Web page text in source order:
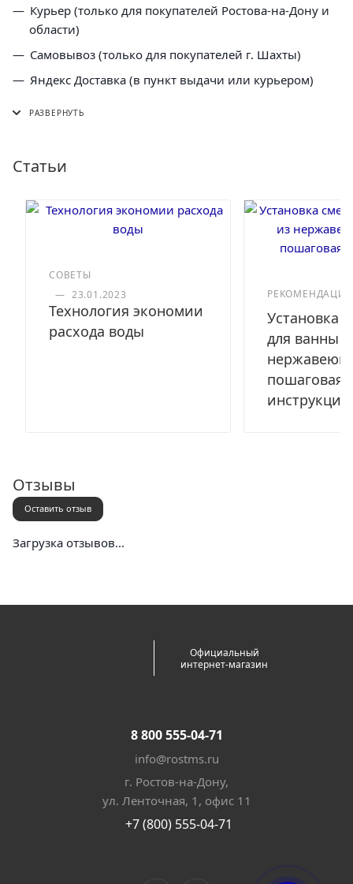
Курьер (только для покупателей Ростова-на-Дону и
области)
Самовывоз (только для покупателей г. Шахты)
Яндекс Доставка (в пункт выдачи или курьером)
Статьи
СОВЕТЫ
— 23.01.2023
Технология экономии
расхода воды
РЕКОМЕНДАЦИИ
Установка
для ванны
пошаговая
инструкция
Отзывы
Оставить отзыв
Загрузка отзывов...
Официальный
интернет-магазин
8 800 555-04-71
info@rostms.ru
г. Ростов-на-Дону,
ул. Ленточная, 1, офис 11
+7 (800) 555-04-71